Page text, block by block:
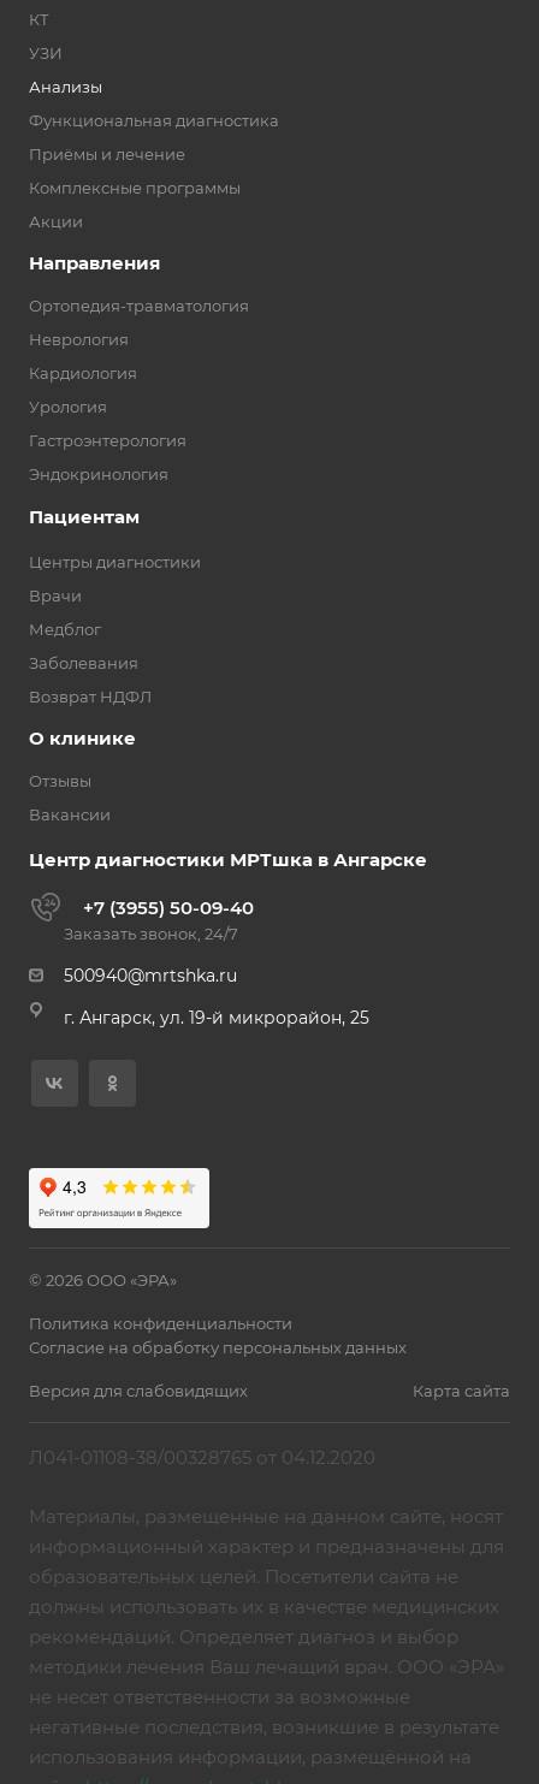
КТ
УЗИ
Анализы
Функциональная диагностика
Приёмы и лечение
Комплексные программы
Акции
Направления
Ортопедия-травматология
Неврология
Кардиология
Урология
Гастроэнтерология
Эндокринология
Пациентам
Центры диагностики
Врачи
Медблог
Заболевания
Возврат НДФЛ
О клинике
Отзывы
Вакансии
Центр диагностики МРТшка в Ангарске
+7 (3955) 50-09-40
Заказать звонок, 24/7
500940@mrtshka.ru
г. Ангарск, ул. 19-й микрорайон, 25
© 2026 ООО «ЭРА»
Политика конфиденциальности
Согласие на обработку персональных данных
Версия для слабовидящих Карта сайта
Л041-01108-38/00328765 от 04.12.2020
Материалы, размещенные на данном сайте, носят
информационный характер и предназначены для
образовательных целей. Посетители сайта не
должны использовать их в качестве медицинских
рекомендаций. Определяет диагноз и выбор
методики лечения Ваш лечащий врач. ООО «ЭРА»
не несет ответственности за возможные
негативные последствия, возникшие в результате
использования информации, размещённой на